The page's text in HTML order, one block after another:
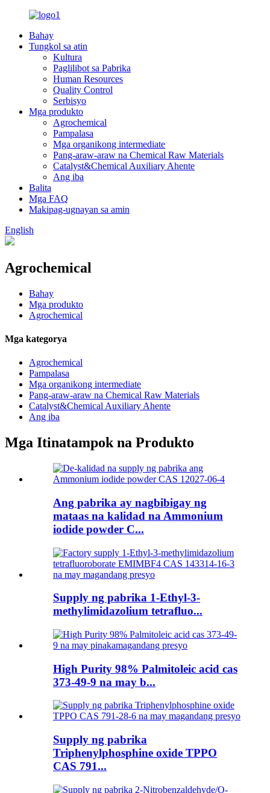
Bahay
Tungkol sa atin
Kultura
Paglilibot sa Pabrika
Human Resources
Quality Control
Serbisyo
Mga produkto
Agrochemical
Pampalasa
Mga organikong intermediate
Pang-araw-araw na Chemical Raw Materials
Catalyst&Chemical Auxiliary Ahente
Ang iba
Balita
Mga FAQ
Makipag-ugnayan sa amin
English
Agrochemical
Bahay
Mga produkto
Agrochemical
Mga kategorya
Agrochemical
Pampalasa
Mga organikong intermediate
Pang-araw-araw na Chemical Raw Materials
Catalyst&Chemical Auxiliary Ahente
Ang iba
Mga Itinatampok na Produkto
Ang pabrika ay nagbibigay ng
mataas na kalidad na Ammonium
iodide powder C...
Supply ng pabrika 1-Ethyl-3-
methylimidazolium tetrafluo...
High Purity 98% Palmitoleic acid cas
373-49-9 na may b...
Supply ng pabrika
Triphenylphosphine oxide TPPO
CAS 791...